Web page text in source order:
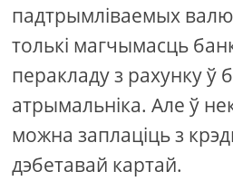
падтрымліваемых
толькі магчымасць
перакладу з рахунку ў
атрымальніка. Але ў
можна заплаціць з
дэбетавай картай.